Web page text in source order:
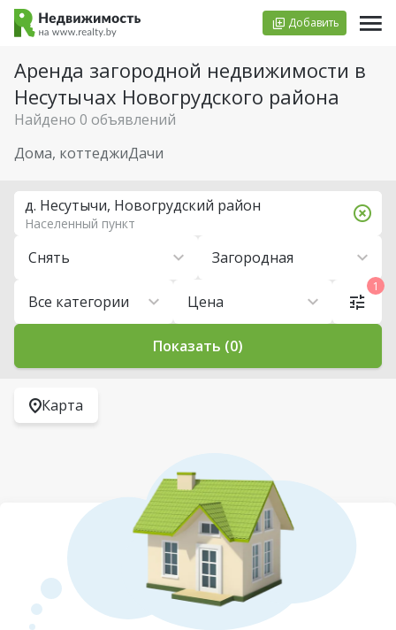
Добавить
Аренда загородной недвижимости в
Несутычах Новогрудского района
Найдено 0 объявлений
Дома, коттеджиДачи
Снять Загородная
Все категории Цена
д. Несутычи, Новогрудский район
Населенный пункт
1
Показать (0)
Карта